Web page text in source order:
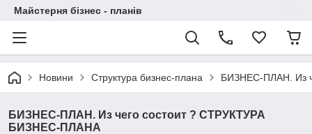
Майстерня бізнес - планів
Новини Структура бизнес-плана БИЗНЕС-ПЛАН. Из
БИЗНЕС-ПЛАН. Из чего состоит ? СТРУКТУРА
БИЗНЕС-ПЛАНА